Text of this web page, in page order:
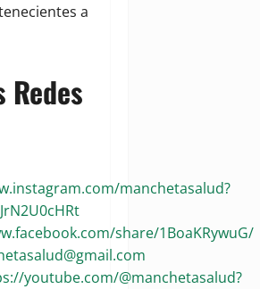
a
Redes
manchetasalud?
share/1BoaKRywuG/
youtube.com/@manchetasalud?